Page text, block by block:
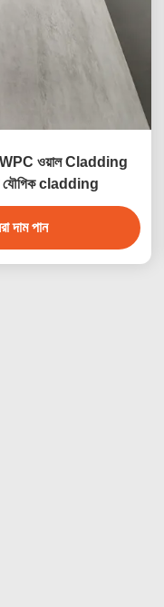
WPC ওয়াল Cladding
যৌগিক cladding
দাম পান